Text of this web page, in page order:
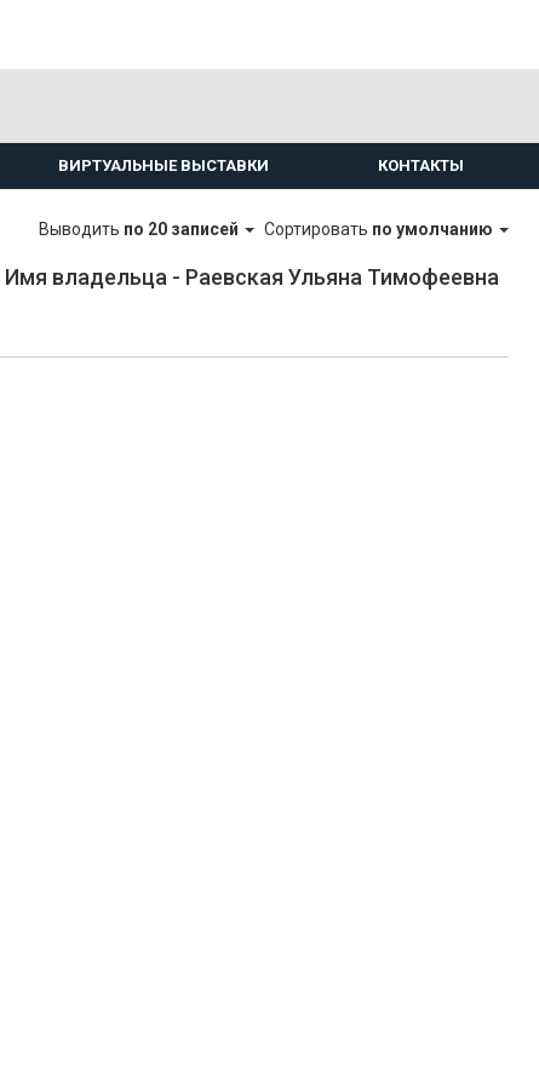
ВИРТУАЛЬНЫЕ ВЫСТАВКИ КОНТАКТЫ
Выводить по 20 записей Сортировать по умолчанию
владельца - Раевская Ульяна Тимофеевна